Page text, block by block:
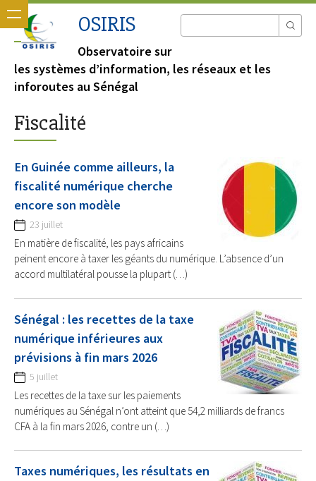
OSIRIS
Observatoire sur
les systèmes d’information, les réseaux et les
inforoutes au Sénégal
Fiscalité
En Guinée comme ailleurs, la
fiscalité numérique cherche
encore son modèle
23 juillet
En matière de fiscalité, les pays africains
peinent encore à taxer les géants du numérique. L’absence d’un
accord multilatéral pousse la plupart (…)
Sénégal : les recettes de la taxe
numérique inférieures aux
prévisions à fin mars 2026
5 juillet
Les recettes de la taxe sur les paiements
numériques au Sénégal n’ont atteint que 54,2 milliards de francs
CFA à la fin mars 2026, contre un (…)
Taxes numériques, les résultats en